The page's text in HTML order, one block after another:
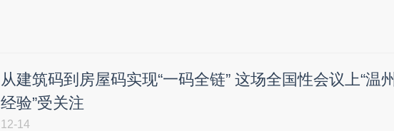
从建筑码到房屋码实现“一码全链” 这场全国性会议上“温州
经验”受关注
12-14